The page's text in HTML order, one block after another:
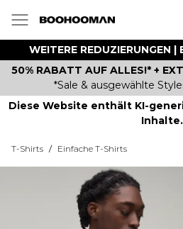
WEITERE REDUZIERUNGEN
50% RABATT AUF ALLES!* +
*Sale & ausgewählte
Diese Website enthält KI-
Inhalte.
T-Shirts / Einfache T-Shirts